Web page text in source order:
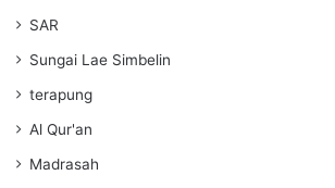
SAR
Sungai Lae Simbelin
terapung
Al Qur'an
Madrasah